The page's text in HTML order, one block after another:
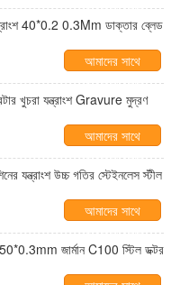
যোগাযোগ করুন
40*0.2 0.3Mm ডাক্তার ব্লেড
আমাদের সাথে
যোগাযোগ করুন
খুচরা যন্ত্রাংশ Gravure মুদ্রণ
আমাদের সাথে
যোগাযোগ করুন
যন্ত্রাংশ উচ্চ গতির স্টেইনলেস স্টীল
আমাদের সাথে
যোগাযোগ করুন
জার্মান C100 স্টিল ডক্টর